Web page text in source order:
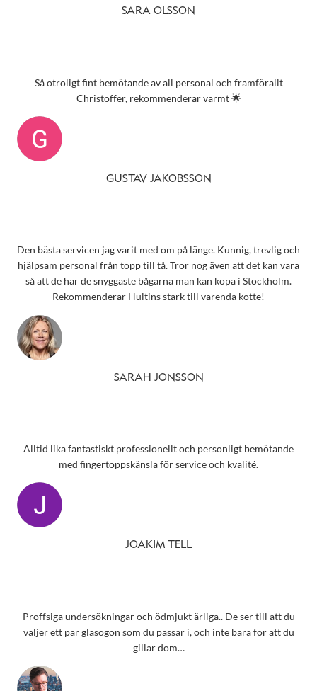
SARA OLSSON
Så otroligt fint bemötande av all personal och framförallt
Christoffer, rekommenderar varmt 🌟
GUSTAV JAKOBSSON
Den bästa servicen jag varit med om på länge. Kunnig, trevlig och
hjälpsam personal från topp till tå. Tror nog även att det kan vara
så att de har de snyggaste bågarna man kan köpa i Stockholm.
Rekommenderar Hultins stark till varenda kotte!
SARAH JONSSON
Alltid lika fantastiskt professionellt och personligt bemötande
med fingertoppskänsla för service och kvalité.
JOAKIM TELL
Proffsiga undersökningar och ödmjukt ärliga.. De ser till att du
väljer ett par glasögon som du passar i, och inte bara för att du
gillar dom…